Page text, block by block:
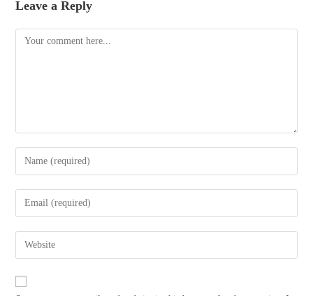
Leave a Reply
Comment
Enter
your
name
comment
Enter
your
email
address
comment
Enter
your
website